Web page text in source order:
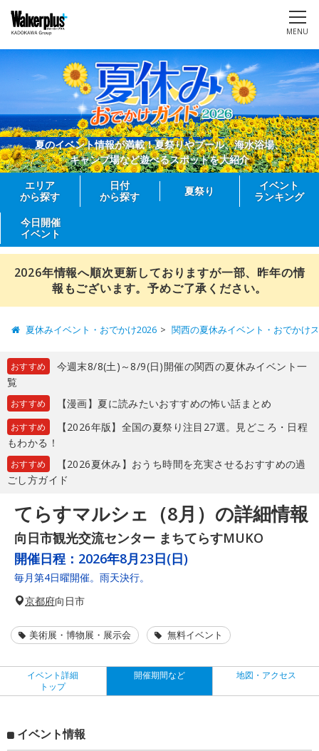
MENU
夏のイベント情報が満載！夏祭りやプール、海水浴場、
キャンプ場など遊べるスポットを大紹介
エリア
から探す
日付
から探す
夏祭り
イベント
ランキング
今日開催
イベント
2026年情報へ順次更新しておりますが一部、昨年の情
報もございます。予めご了承ください。
夏休みイベント・おでかけ2026 関西の夏休みイベント・おでかけ
おすすめ
今週末8/8(土)～8/9(日)開催の関西の夏休みイベント一
覧
おすすめ 【漫画】夏に読みたいおすすめの怖い話まとめ
おすすめ
【2026年版】全国の夏祭り注目27選。見どころ・日程
もわかる！
おすすめ
【2026夏休み】おうち時間を充実させるおすすめの過
ごし方ガイド
てらすマルシェ（8月）の詳細情報
向日市観光交流センター まちてらすMUKO
開催日程： 2026年8月23日(日)
毎月第4日曜開催。雨天決行。
京都府向日市
美術展・博物展・展示会 無料イベント
イベント詳細
トップ
開催期間など 地図・アクセス
イベント情報